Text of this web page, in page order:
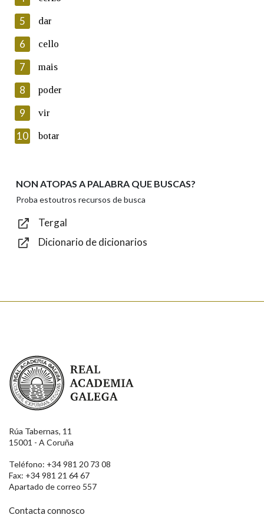
Lin e acepto as condicións da política de
Introduce o código que aparece na imaxe:
Texto de verificación
Enviar
5 dar
6 cello
7 mais
8 poder
9 vir
10 botar
NON ATOPAS A PALABRA QUE BUSCAS?
Proba estoutros recursos de busca
Tergal
Dicionario de dicionarios
Real Academia Galega
Rúa Tabernas, 11
15001 - A Coruña
Teléfono: +34 981 20 73 08
Fax: +34 981 21 64 67
Apartado de correo 557
Contacta connosco